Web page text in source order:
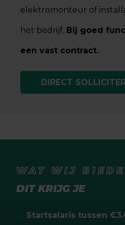
elektromonteur of
het bedrijf. Bij goed
een vast contract.
DIRECT
WAT WIJ
DIT KRIJG JE
Startsalaris tussen